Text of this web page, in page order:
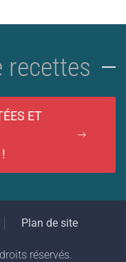
recettes
ET
Plan de site
réservés.